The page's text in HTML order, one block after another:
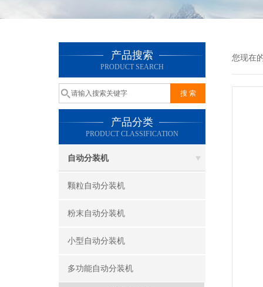
产品搜索
PRODUCT SEARCH
产品分类
PRODUCT CLASSIFICATION
自动分装机
颗粒自动分装机
粉末自动分装机
小型自动分装机
多功能自动分装机
您现在